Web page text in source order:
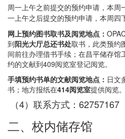
周一上午之前提交的预约申请，本周
一上午之后提交的预约申请，本周四
网上预约图书取书及阅览地点：
到阳光大厅总还书处取书，此类预约
间前往办理借书手续；在昌平储存馆
约的文献到409阅览室登记阅览。
手填预约书单的文献阅览地点： 日文
书；地方报纸在414阅览室提供阅览。
（4）联系方式：62757167
二、校内储存馆